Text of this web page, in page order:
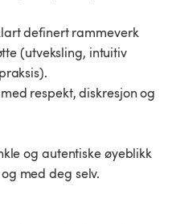
definert rammeverk
(utveksling, intuitiv
respekt, diskresjon og
og autentiske øyeblikk
med deg selv.